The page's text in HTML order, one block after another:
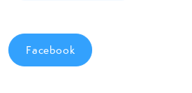
Facebook